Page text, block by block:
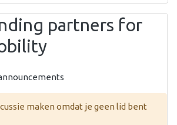
partners for
maken omdat je geen lid bent